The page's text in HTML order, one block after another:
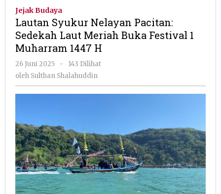
Sedekah
Laut
Muharram
Jejak Budaya
Lautan Syukur Nelayan Pacitan:
Sedekah Laut Meriah Buka Festival 1
Muharram 1447 H
26 Juni 2025
oleh
Sulthan
-
143 Dilihat
oleh Sulthan Shalahuddin